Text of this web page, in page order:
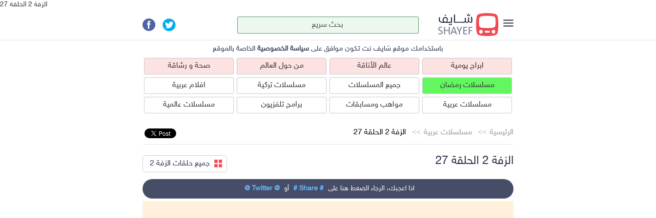
الزفة 2 الحلقة 27
ابراج يومية صحة و رشاقة
باستخدامك موقع شايف نت تكون موافق على سياسة الخصوصية الخاصة بالموقع
ابراج يومية عالم الأناقة من حول العالم صحة و رشاقة
مسلسلات رمضان جميع المسلسلات مسلسلات تركية افلام عربية
مسلسلات عربية مواهب ومسابقات برامج تلفزيون مسلسلات عالمية
الرئيسية مسلسلات عربية الزفة 2 الحلقة 27
جميع حلقات الزفة 2 الزفة 2 الحلقة 27
اذا اعجبك، الرجاء الضغط هنا على # Share # أو @ Twitter @